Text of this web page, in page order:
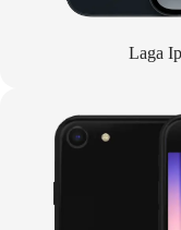
Laga